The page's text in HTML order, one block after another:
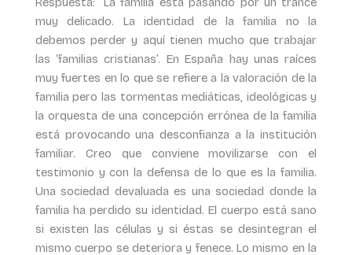
muy delicado. La identidad de la familia no la
debemos perder y aquí tienen mucho que trabajar
las ‘familias cristianas’. En España hay unas raíces
muy fuertes en lo que se refiere a la valoración de la
familia pero las tormentas mediáticas, ideológicas y
la orquesta de una concepción errónea de la familia
está provocando una desconfianza a la institución
familiar. Creo que conviene movilizarse con el
testimonio y con la defensa de lo que es la familia.
Una sociedad devaluada es una sociedad donde la
familia ha perdido su identidad. El cuerpo está sano
si existen las células y si éstas se desintegran el
mismo cuerpo se deteriora y fenece. Lo mismo en la